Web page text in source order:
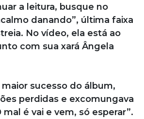
a leitura, busque no
danando”, última faixa
No vídeo, ela está ao
com sua xará Ângela
maior sucesso do álbum,
perdidas e excomungava
mal é vai e vem, só esperar”.